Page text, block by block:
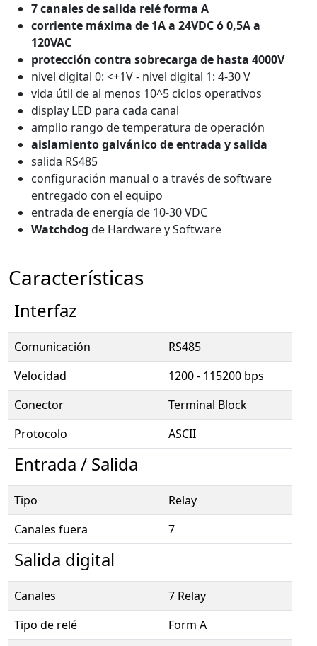
7 canales de salida relé forma A
corriente máxima de 1A a 24VDC ó 0,5A a
120VAC
protección contra sobrecarga de hasta 4000V
nivel digital 0: <+1V - nivel digital 1: 4-30 V
vida útil de al menos 10^5 ciclos operativos
display LED para cada canal
amplio rango de temperatura de operación
aislamiento galvánico de entrada y salida
salida RS485
configuración manual o a través de software
entregado con el equipo
entrada de energía de 10-30 VDC
Watchdog de Hardware y Software
Características
Interfaz
Comunicación
RS485
Velocidad
1200 - 115200 bps
Conector
Terminal Block
Protocolo
ASCII
Entrada / Salida
Tipo
Relay
Canales fuera
7
Salida digital
Canales
7 Relay
Tipo de relé
Form A